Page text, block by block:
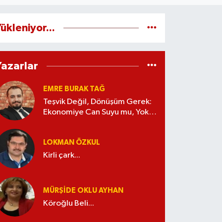
EMRE BURAK TAĞ
Teşvik Değil, Dönüşüm Gerek:
Ekonomiye Can Suyu mu, Yoksa
LOKMAN ÖZKUL
Kirli çark...
MÜRŞIDE OKLU AYHAN
Köroğlu Beli...